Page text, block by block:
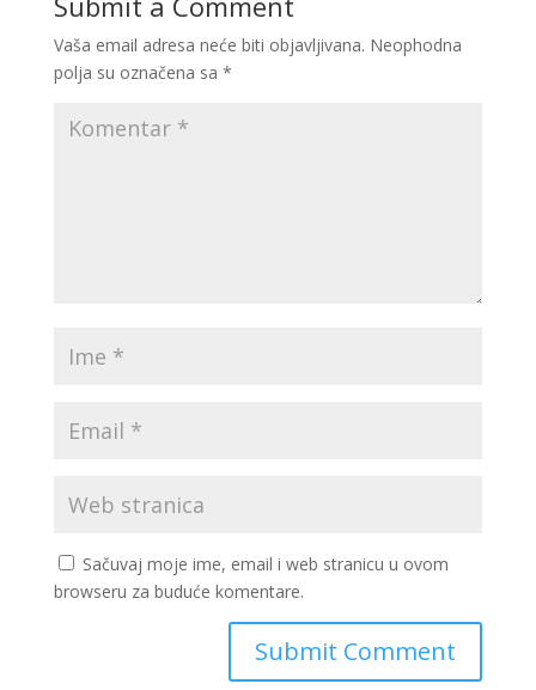
Vaša email adresa neće biti objavljivana. Neophodna
polja su označena sa *
Sačuvaj moje ime, email i web stranicu u ovom
browseru za buduće komentare.